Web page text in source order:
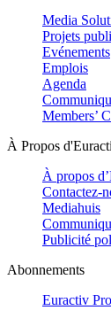
Media
Projets
Evénements
Emplois
Agenda
Members’
À Propos
À propos
Contactez-
Mediahuis
Publicité
Abonnements
Euractiv Pro